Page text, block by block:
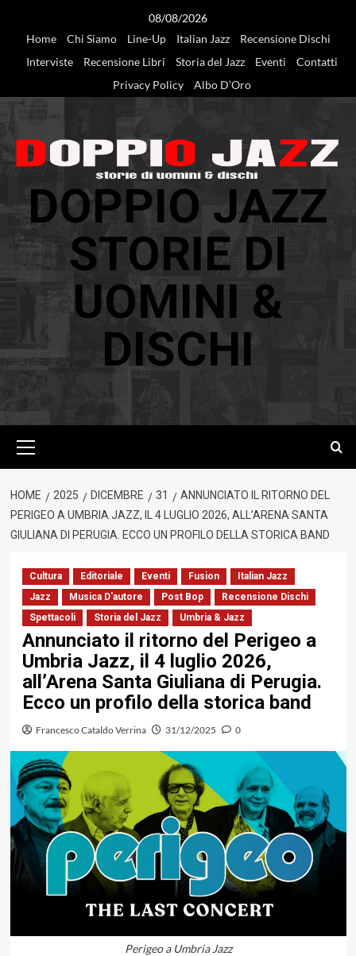
08/08/2026
Home
Chi Siamo Line-Up Italian Jazz
Recensione Dischi
Interviste
Recensione Libri Storia del Jazz Eventi
Contatti
Privacy Policy
Albo D’Oro
DOPPIO JAZZ
STORIE DI
UOMINI &
DISCHI
principale
HOME 2025 DICEMBRE 31
ANNUNCIATO IL RITORNO DEL
PERIGEO A UMBRIA JAZZ, IL 4 LUGLIO 2026, ALL’ARENA SANTA
GIULIANA DI PERUGIA. ECCO UN PROFILO DELLA STORICA BAND
Cultura Editoriale Eventi Fusion
Italian Jazz
Jazz
Musica D'autore Post Bop
Recensione Dischi
Spettacoli
Storia del Jazz Umbria & Jazz
Annunciato il ritorno del Perigeo a
Umbria Jazz, il 4 luglio 2026,
all’Arena Santa Giuliana di Perugia.
Ecco un profilo della storica band
Francesco Cataldo Verrina 31/12/2025 0
Perigeo a Umbria Jazz